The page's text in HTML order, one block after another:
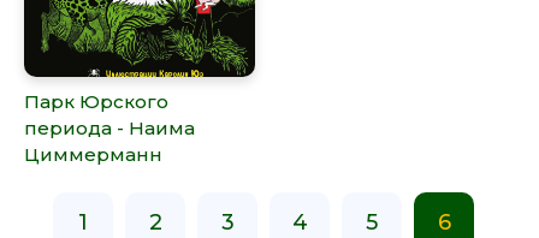
Парк Юрского
периода - Наима
Циммерманн
1 2 3 4 5 6